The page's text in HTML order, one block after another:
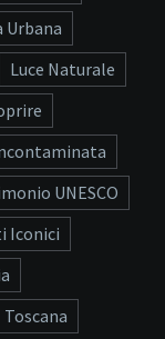
Luce Naturale
UNESCO
Iconici
Toscana